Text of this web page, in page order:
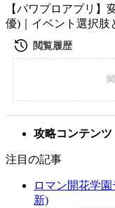
【パワプロアプリ】
優)｜イベント選択肢
攻略コンテンツ
注目の記事
ロマン開花学
新)